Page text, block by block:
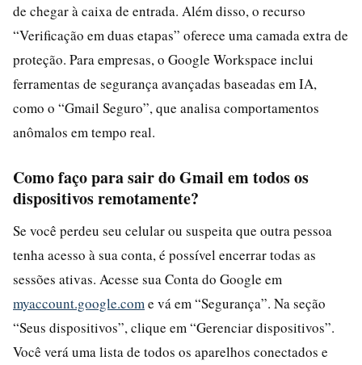
de chegar à caixa de entrada. Além disso, o recurso
“Verificação em duas etapas” oferece uma camada extra de
proteção. Para empresas, o Google Workspace inclui
ferramentas de segurança avançadas baseadas em IA,
como o “Gmail Seguro”, que analisa comportamentos
anômalos em tempo real.
Como faço para sair do Gmail em todos os
dispositivos remotamente?
Se você perdeu seu celular ou suspeita que outra pessoa
tenha acesso à sua conta, é possível encerrar todas as
sessões ativas. Acesse sua Conta do Google em
myaccount.google.com e vá em “Segurança”. Na seção
“Seus dispositivos”, clique em “Gerenciar dispositivos”.
Você verá uma lista de todos os aparelhos conectados e